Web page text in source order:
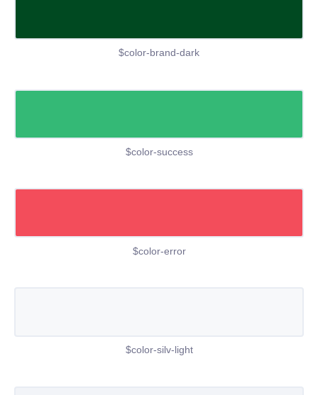
$color-brand-dark
$color-success
$color-error
$color-silv-light